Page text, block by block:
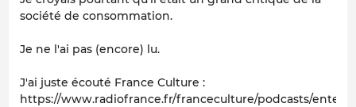
société de consommation.
Je ne l'ai pas (encore) lu.
J'ai juste écouté France Culture :
https://www.radiofrance.fr/franceculture/podcasts/